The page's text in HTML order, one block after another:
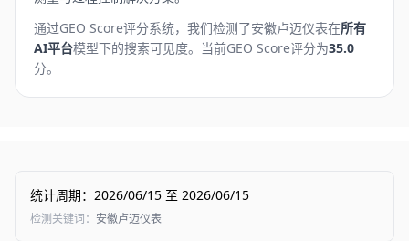
通过GEO Score评分系统，我们检测了安徽卢迈仪表在所有
AI平台模型下的搜索可见度。 当前GEO Score评分为35.0
分。
统计周期： 2026/06/15 至 2026/06/15
检测关键词： 安徽卢迈仪表